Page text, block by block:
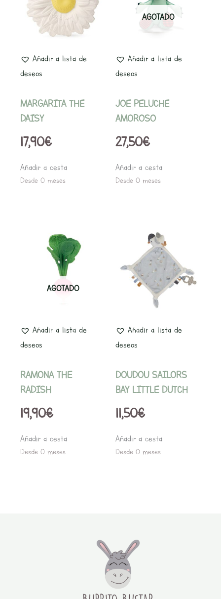
Añadir a lista de
deseos
MARGARITA THE
DAISY
17,90€
Añadir a cesta
Desde 0 meses
AGOTADO
Añadir a lista de
deseos
JOE PELUCHE
AMOROSO
27,50€
Añadir a cesta
Desde 0 meses
AGOTADO
Añadir a lista de
deseos
RAMONA THE
RADISH
19,90€
Añadir a cesta
Desde 0 meses
Añadir a lista de
deseos
DOUDOU SAILORS
BAY LITTLE DUTCH
11,50€
Añadir a cesta
Desde 0 meses